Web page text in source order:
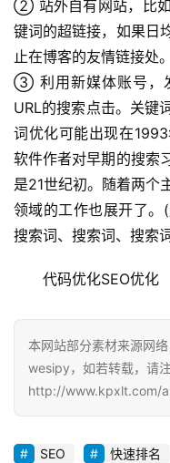
② 站外自有网站，比
键词的超链接，如果日
止在博客的友情链接处。
③ 利用新媒体账号，
URL的搜索点击。关键
词优化可能出现在
软件作者对早期的搜索
是21世纪初。随着两个
领域的工作也展开了。
搜索词、搜索词、搜索
代码优化SEO优化
本网站部分素材来源网
wesipy，如若转载，请注
http://www.kpxlt.com/
SEO 快速排名